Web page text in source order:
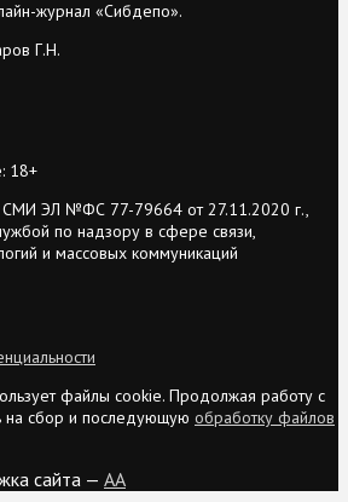
журнал «Сибдепо».
Г.Н.
18+
СМИ ЭЛ №ФС 77-79664 от 27.11.2020 г.,
по надзору в сфере связи,
и массовых коммуникаций
файлы cookie. Продолжая работу с
на сбор и последующую обработку файлов
сайта — AA